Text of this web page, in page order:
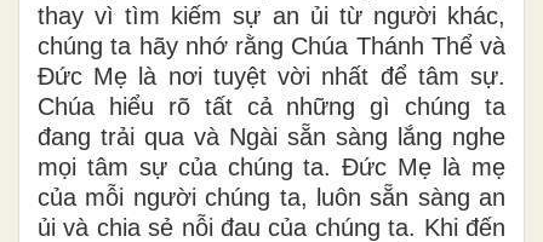
thay vì tìm kiếm sự an ủi từ người khác,
chúng ta hãy nhớ rằng Chúa Thánh Thể và
Đức Mẹ là nơi tuyệt vời nhất để tâm sự.
Chúa hiểu rõ tất cả những gì chúng ta
đang trải qua và Ngài sẵn sàng lắng nghe
mọi tâm sự của chúng ta. Đức Mẹ là mẹ
của mỗi người chúng ta, luôn sẵn sàng an
ủi và chia sẻ nỗi đau của chúng ta. Khi đến